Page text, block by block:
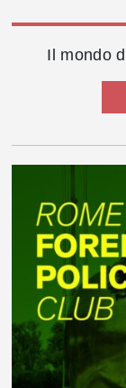
Il mondo